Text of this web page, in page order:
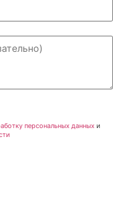
персональных данных и